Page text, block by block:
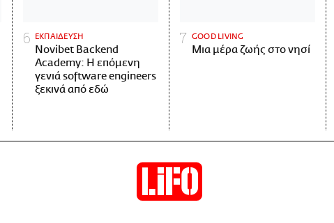
ΕΚΠΑΙΔΕΥΣΗ
Novibet Backend
Academy: Η επόμενη
γενιά software engineers
ξεκινά από εδώ
GOOD LIVING
Μια μέρα ζωής στο νησί